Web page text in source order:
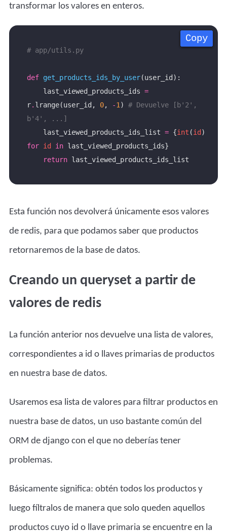
transformar los valores en enteros.
Copy
Copy
Copy
Copy
# app/utils.py
def get_products_ids_by_user
    last_viewed_products_ids
=
r. lrange(user_id, 0, -1 ) # Devuelve [b'2',
b'4', ...]
    last_viewed_products_ids_list
= {int (id
for id in
return
Esta función nos devolverá únicamente esos valores
de redis, para que podamos saber que productos
retornaremos de la base de datos.
Creando un queryset a partir de
valores de redis
La función anterior nos devuelve una lista de valores,
correspondientes a id o llaves primarias de productos
en nuestra base de datos.
Usaremos esa lista de valores para filtrar productos en
nuestra base de datos, un uso bastante común del
ORM de django con el que no deberías tener
problemas.
Básicamente significa: obtén todos los productos y
luego fíltralos de manera que solo queden aquellos
productos cuyo id o llave primaria se encuentre en la